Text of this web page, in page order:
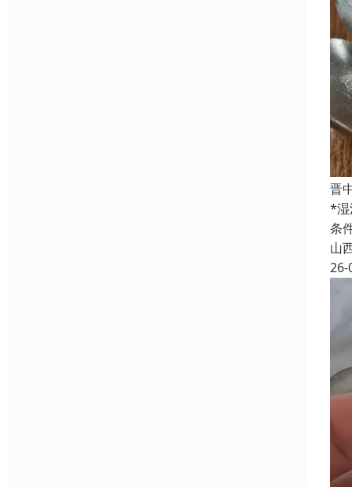
晋
*湿
条
山
26-